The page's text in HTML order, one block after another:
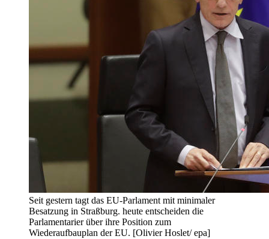
Seit gestern tagt das EU-Parlament mit minimaler
Besatzung in Straßburg. heute entscheiden die
Parlamentarier über ihre Position zum
Wiederaufbauplan der EU. [Olivier Hoslet/ epa]